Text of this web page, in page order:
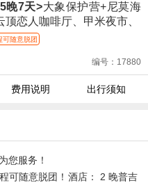
晚7天>大象保护营+尼莫海
恋人咖啡厅、甲米夜市、
可随意脱团
编号：17880
费用说明 出行须知
您服务！
可随意脱团！酒店： 2 晚普吉